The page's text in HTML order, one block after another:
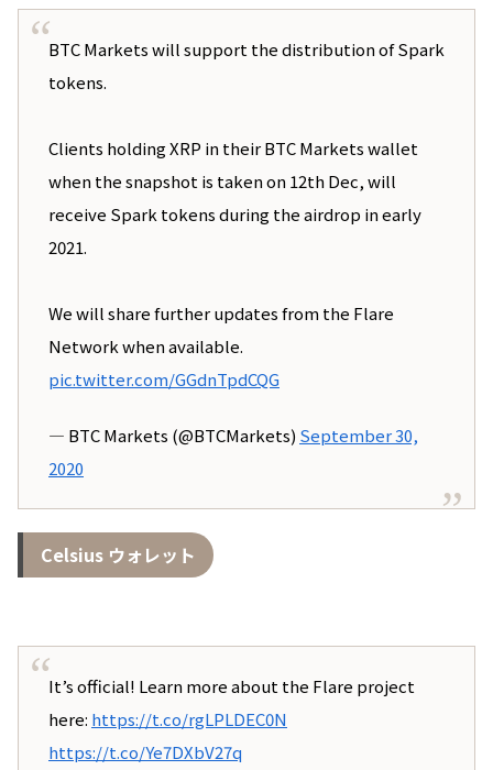
BTC Markets will support the distribution of Spark
tokens.
Clients holding XRP in their BTC Markets wallet
when the snapshot is taken on 12th Dec, will
receive Spark tokens during the airdrop in early
2021.
We will share further updates from the Flare
Network when available.
pic.twitter.com/GGdnTpdCQG
— BTC Markets (@BTCMarkets) September 30,
2020
Celsius ウォレット
It’s official! Learn more about the Flare project
here: https://t.co/rgLPLDEC0N
https://t.co/Ye7DXbV27q